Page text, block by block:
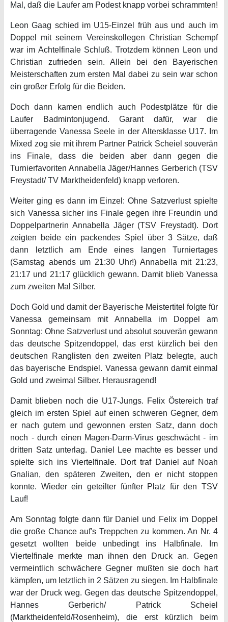
Mal, daß die Laufer am Podest knapp vorbei schrammten!
Leon Gaag schied im U15-Einzel früh aus und auch im
Doppel mit seinem Vereinskollegen Christian Schempf
war im Achtelfinale Schluß. Trotzdem können Leon und
Christian zufrieden sein. Allein bei den Bayerischen
Meisterschaften zum ersten Mal dabei zu sein war schon
ein großer Erfolg für die Beiden.
Doch dann kamen endlich auch Podestplätze für die
Laufer Badmintonjugend. Garant dafür, war die
überragende Vanessa Seele in der Altersklasse U17. Im
Mixed zog sie mit ihrem Partner Patrick Scheiel souverän
ins Finale, dass die beiden aber dann gegen die
Turnierfavoriten Annabella Jäger/Hannes Gerberich (TSV
Freystadt/ TV Marktheidenfeld) knapp verloren.
Weiter ging es dann im Einzel: Ohne Satzverlust spielte
sich Vanessa sicher ins Finale gegen ihre Freundin und
Doppelpartnerin Annabella Jäger (TSV Freystadt). Dort
zeigten beide ein packendes Spiel über 3 Sätze, daß
dann letztlich am Ende eines langen Turniertages
(Samstag abends um 21:30 Uhr!) Annabella mit 21:23,
21:17 und 21:17 glücklich gewann. Damit blieb Vanessa
zum zweiten Mal Silber.
Doch Gold und damit der Bayerische Meistertitel folgte für
Vanessa gemeinsam mit Annabella im Doppel am
Sonntag: Ohne Satzverlust und absolut souverän gewann
das deutsche Spitzendoppel, das erst kürzlich bei den
deutschen Ranglisten den zweiten Platz belegte, auch
das bayerische Endspiel. Vanessa gewann damit einmal
Gold und zweimal Silber. Herausragend!
Damit blieben noch die U17-Jungs. Felix Östereich traf
gleich im ersten Spiel auf einen schweren Gegner, dem
er nach gutem und gewonnen ersten Satz, dann doch
noch - durch einen Magen-Darm-Virus geschwächt - im
dritten Satz unterlag. Daniel Lee machte es besser und
spielte sich ins Viertelfinale. Dort traf Daniel auf Noah
Gnalian, den späteren Zweiten, den er nicht stoppen
konnte. Wieder ein geteilter fünfter Platz für den TSV
Lauf!
Am Sonntag folgte dann für Daniel und Felix im Doppel
die große Chance auf's Treppchen zu kommen. An Nr. 4
gesetzt wollten beide unbedingt ins Halbfinale. Im
Viertelfinale merkte man ihnen den Druck an. Gegen
vermeintlich schwächere Gegner mußten sie doch hart
kämpfen, um letztlich in 2 Sätzen zu siegen. Im Halbfinale
war der Druck weg. Gegen das deutsche Spitzendoppel,
Hannes Gerberich/ Patrick Scheiel
(Marktheidenfeld/Rosenheim), die erst kürzlich beim